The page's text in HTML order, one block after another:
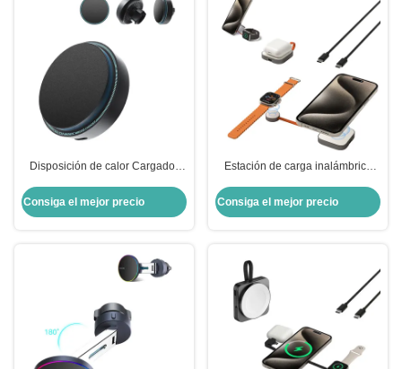
Disposición de calor Cargador
magnética de automóviles Carga
rápida con una sola mano
Consiga el mejor precio
Estación de carga inalámbrica
Consiga el mejor precio